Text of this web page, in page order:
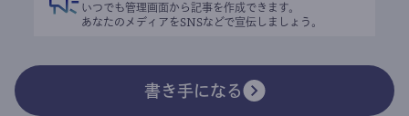
いつでも管理画面から記事を作成できます。
あなたのメディアをSNSなどで宣伝しましょう。
書き手になる